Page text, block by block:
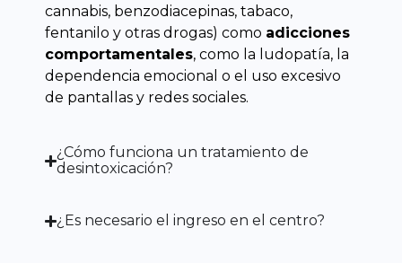
cannabis, benzodiacepinas, tabaco,
fentanilo y otras drogas) como adicciones
comportamentales, como la ludopatía, la
dependencia emocional o el uso excesivo
de pantallas y redes sociales.
¿Cómo funciona un tratamiento de
desintoxicación?
¿Es necesario el ingreso en el centro?